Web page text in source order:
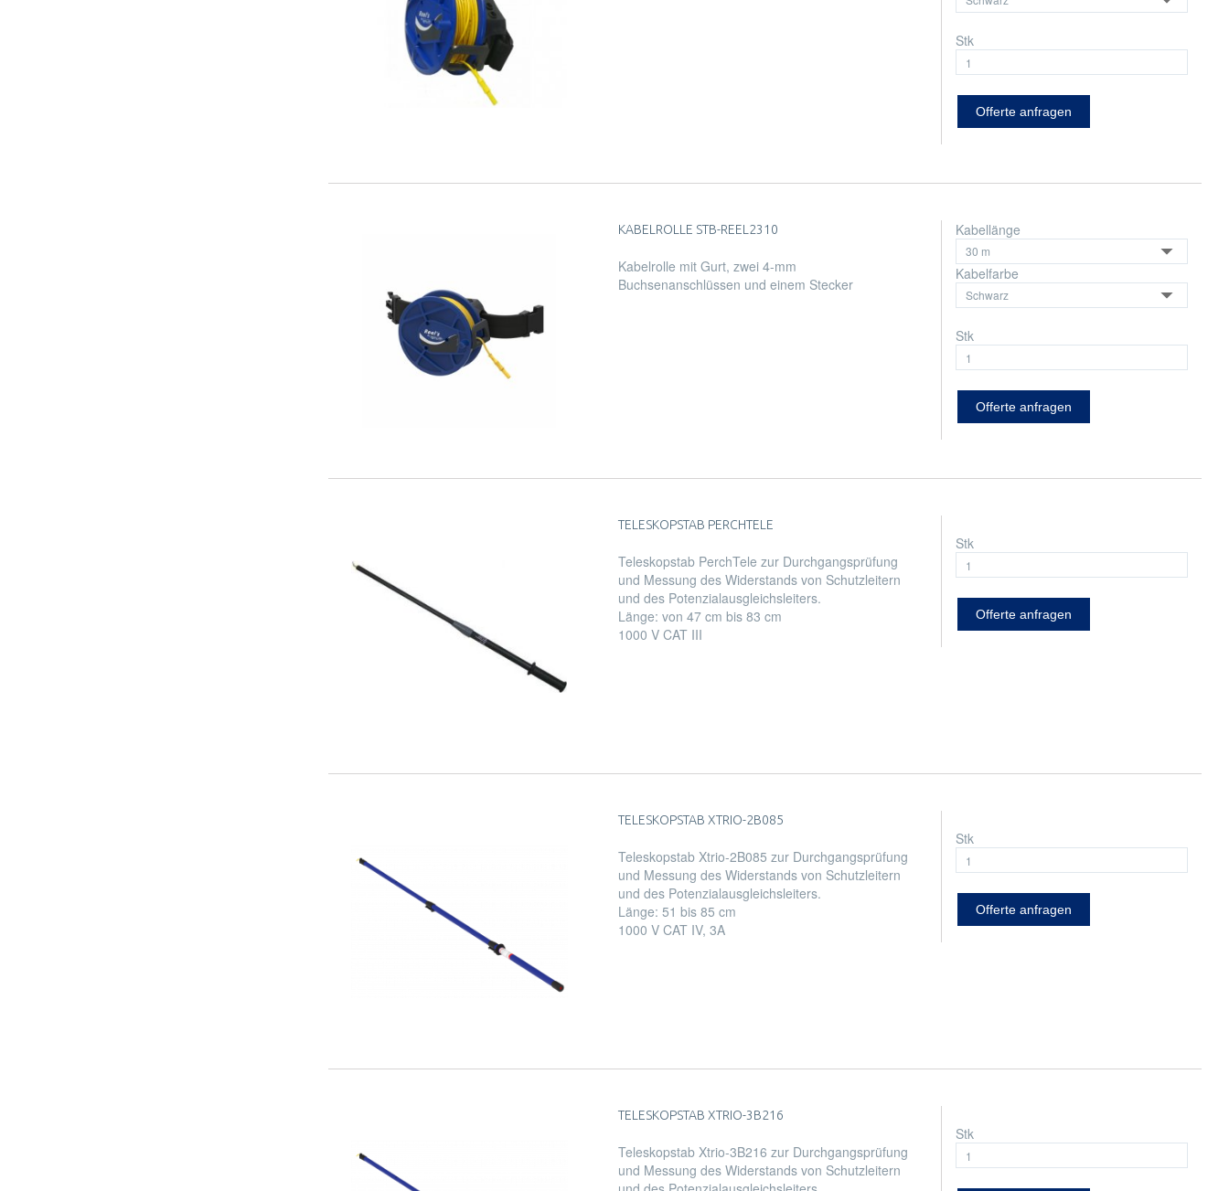
Stk
Offerte anfragen
KABELROLLE STB-REEL2310
Kabelrolle mit Gurt, zwei 4-mm
Buchsenanschlüssen und einem Stecker
Kabellänge
Kabelfarbe
Stk
Offerte anfragen
TELESKOPSTAB PERCHTELE
Teleskopstab PerchTele zur Durchgangsprüfung
und Messung des Widerstands von Schutzleitern
und des Potenzialausgleichsleiters.
Länge: von 47 cm bis 83 cm
1000 V CAT III
Stk
Offerte anfragen
TELESKOPSTAB XTRIO-2B085
Teleskopstab Xtrio-2B085 zur Durchgangsprüfung
und Messung des Widerstands von Schutzleitern
und des Potenzialausgleichsleiters.
Länge: 51 bis 85 cm
1000 V CAT IV, 3A
Stk
Offerte anfragen
TELESKOPSTAB XTRIO-3B216
Teleskopstab Xtrio-3B216 zur Durchgangsprüfung
und Messung des Widerstands von Schutzleitern
Stk